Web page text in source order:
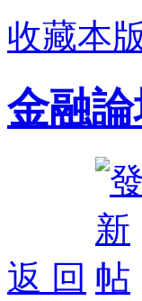
收藏本
金融
返 回